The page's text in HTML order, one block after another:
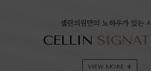
셀린의원만의 노하우가 있는
CELLIN
VIEW MORE +